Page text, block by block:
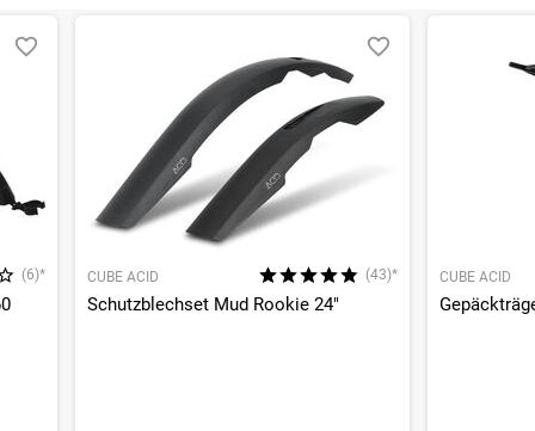
(6)* CUBE ACID (43)*
Schutzblechset Mud Rookie 24"
CUBE ACID